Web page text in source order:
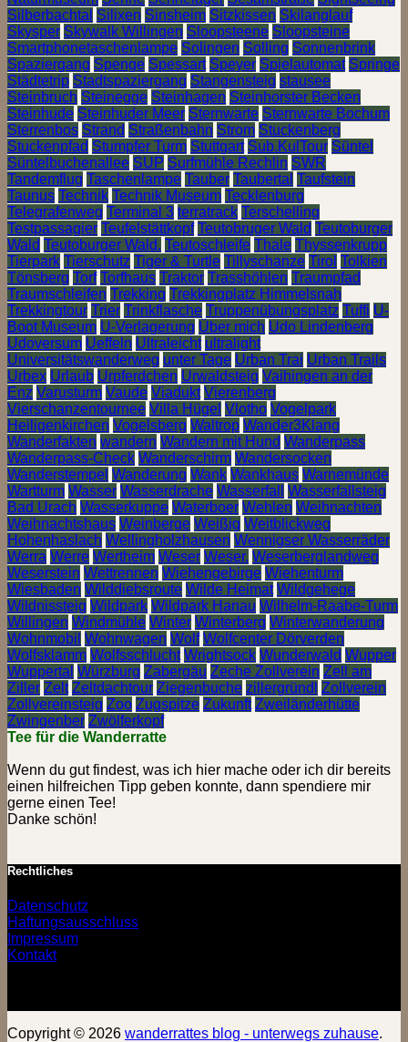
Silberbachtal Silixen Sinsheim Sitzkissen Skilanglauf
Skysper Skywalk Willingen Sloopsteene Sloopsteine
Smartphonetaschenlampe Solingen Solling Sonnenbrink
Spaziergang Spenge Spessart Speyer Spielautomat Springe
Städtetrip Stadtspaziergang Stangensteig stausee
Steinbruch Steinegge Steinhagen Steinhorster Becken
Steinhude Steinhuder Meer Sternwarte Sternwarte Bochum
Sterrenbos Strand Straßenbahn Strom Stuckenberg
Stuckenpfad Stumpfer Turm Stuttgart Sub.KulTour Süntel
Süntelbuchenallee SUP Surfmühle Rechlin SWR
Tandemflug Taschenlampe Tauber Taubertal Taufstein
Taunus Technik Technik Museum Tecklenburg
Telegrafenweg Terminal 3 terratrack Terschelling
Testpassagier Teufelstättkopf Teutobruger Wald Teutoburger
Wald Teutoburger Wald. Teutoschleife Thale Thyssenkrupp
Tierpark Tierschutz Tiger & Turtle Tillyschanze Tirol Tolkien
Tönsberg Torf Torfhaus Traktor Trasshöhlen Traumpfad
Traumschleifen Trekking Trekkingplatz Himmelsnah
Trekkingtour Trier Trinkflasche Truppenübungsplatz Tuffi U-
Boot Museum U-Verlagerung Über mich Udo Lindenberg
Udoversum Ueffeln Ultraleicht ultralight
Universitätswanderweg unter Tage Urban Trai Urban Trails
Urbex Urlaub Urpferdchen Urwaldsteig Vaihingen an der
Enz Varusturm Vaude Viadukt Vierenberg
Vierschanzentournee Villa Hügel Vlotho Vogelpark
Heiligenkirchen Vogelsberg Waltrop Wander3Klang
Wanderfakten wandern Wandern mit Hund Wanderpass
Wanderpass-Check Wanderschirm Wandersocken
Wanderstempel Wanderung Wank Wankhaus Warnemünde
Wartturm Wasser Wasserdrache Wasserfall
Wasserfallsteig
Bad Urach Wasserkuppe Waterboer Wehlen Weihnachten
Weihnachtshaus Weinberge Weißig Weitblickweg
Hohenhaslach Wellingholzhausen Wennigser Wasserräder
Werra Werre Wertheim Weser Weser. Weserberglandweg
Weserstein Wettrennen Wiehengebirge Wiehenturm
Wiesbaden Wilddiebsroute Wilde Heimat Wildgehege
Wildnissteig Wildpark Wildpark Hanau Wilhelm-Raabe-Turm
Willingen Windmühle Winter Winterberg Winterwanderung
Wohnmobil Wohnwagen Wolf Wolfcenter Dörverden
Wolfsklamm Wolfsschlucht Wrightsock Wunderwald Wupper
Wuppertal Würzburg Zabergäu Zeche Zollverein Zell am
Ziller Zelt Zeltdachtour Ziegenbuche zillergründl Zollverein
Zollvereinsteig Zoo Zugspitze Zukunft Zweiländerhütte
Zwingenber Zwölferkopf
Tee für die Wanderratte
Wenn du gut findest, was ich hier mache oder ich dir bereits
einen hilfreichen Tipp geben konnte, dann spendiere mir
gerne einen Tee!
Danke schön!
Rechtliches
Datenschutz
Haftungsausschluss
Impressum
Kontakt
Copyright © 2026 wanderrattes blog - unterwegs zuhause.